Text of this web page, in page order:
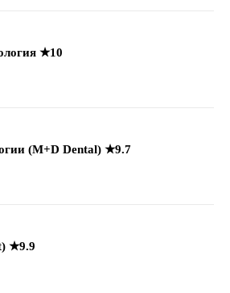
★10
(M+D Dental) ★9.7
★9.9